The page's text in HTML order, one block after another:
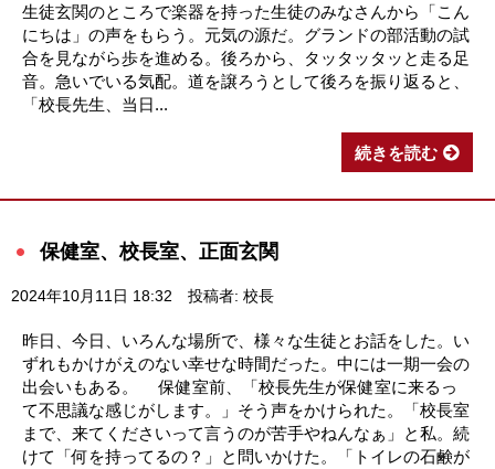
生徒玄関のところで楽器を持った生徒のみなさんから「こん
にちは」の声をもらう。元気の源だ。グランドの部活動の試
合を見ながら歩を進める。後ろから、タッタッタッと走る足
音。急いでいる気配。道を譲ろうとして後ろを振り返ると、
「校長先生、当日...
続きを読む
保健室、校長室、正面玄関
2024年10月11日 18:32 投稿者: 校長
昨日、今日、いろんな場所で、様々な生徒とお話をした。い
ずれもかけがえのない幸せな時間だった。中には一期一会の
出会いもある。 保健室前、「校長先生が保健室に来るっ
て不思議な感じがします。」そう声をかけられた。「校長室
まで、来てくださいって言うのが苦手やねんなぁ」と私。続
けて「何を持ってるの？」と問いかけた。「トイレの石鹸が